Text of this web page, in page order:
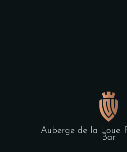
Auberge de la Loue.
Bar